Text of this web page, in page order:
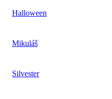
Halloween
Mikuláš
Silvester